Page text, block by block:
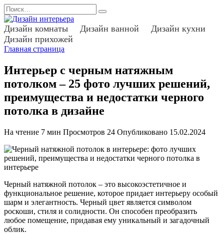
Перейти
к
содержанию
Search
for:
Дизайн комнаты Дизайн ванной
Дизайн кухни
Дизайн прихожей
Главная страница
Интерьер с черным натяжным
потолком – 25 фото лучших решений,
преимущества и недостатки черного
потолка в дизайне
На чтение 7 мин Просмотров 24 Опубликовано 15.02.2024
Черный натяжной потолок – это высокоэстетичное и
функциональное решение, которое придает интерьеру особый
шарм и элегантность. Черный цвет является символом
роскоши, стиля и солидности. Он способен преобразить
любое помещение, придавая ему уникальный и загадочный
облик.